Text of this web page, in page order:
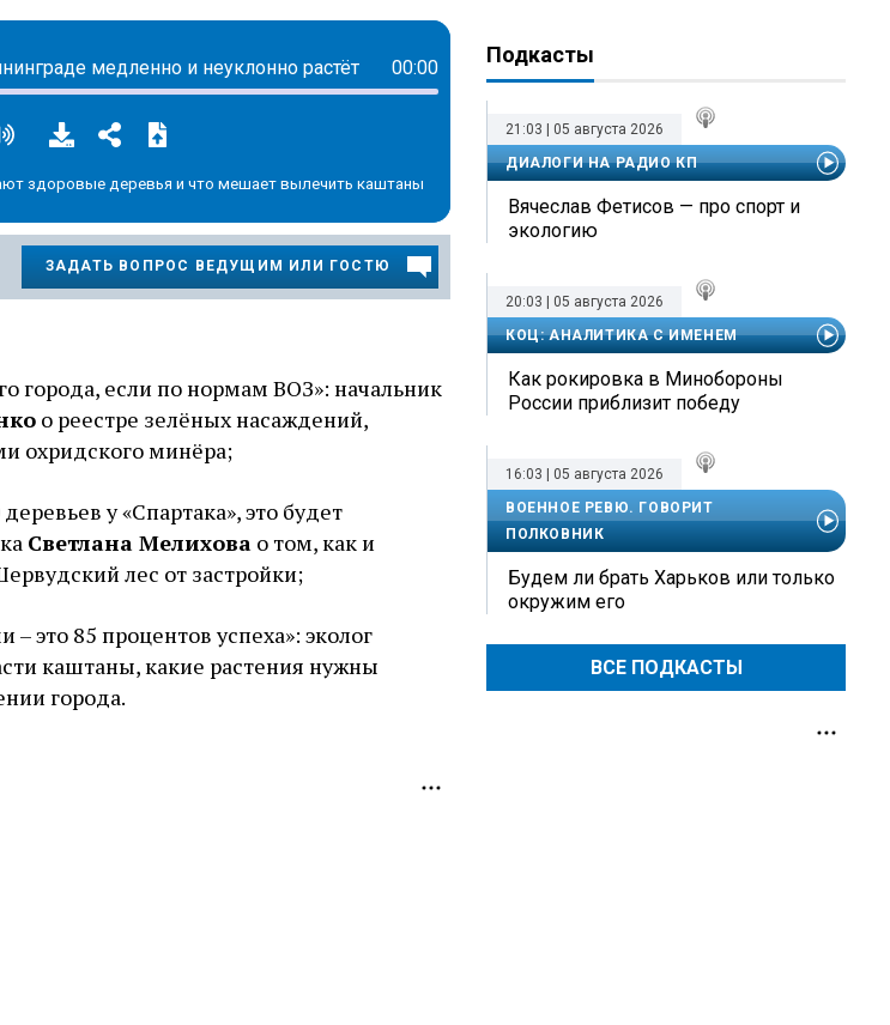
медленно и неуклонно растёт 00:00
здоровые деревья и что мешает вылечить каштаны
ЗАДАТЬ ВОПРОС ВЕДУЩИМ ИЛИ ГОСТЮ
города, если по нормам ВОЗ»: начальник
о реестре зелёных насаждений,
охридского минёра;
у «Спартака», это будет
Светлана Мелихова о том, как и
лес от застройки;
это 85 процентов успеха»: эколог
каштаны, какие растения нужны
города.
Подкасты
21:03 | 05 августа 2026
ДИАЛОГИ НА РАДИО КП
Вячеслав Фетисов — про спорт и
экологию
20:03 | 05 августа 2026
КОЦ: АНАЛИТИКА С ИМЕНЕМ
Как рокировка в Минобороны
России приблизит победу
16:03 | 05 августа 2026
ВОЕННОЕ РЕВЮ. ГОВОРИТ
ПОЛКОВНИК
Будем ли брать Харьков или только
окружим его
ВСЕ ПОДКАСТЫ